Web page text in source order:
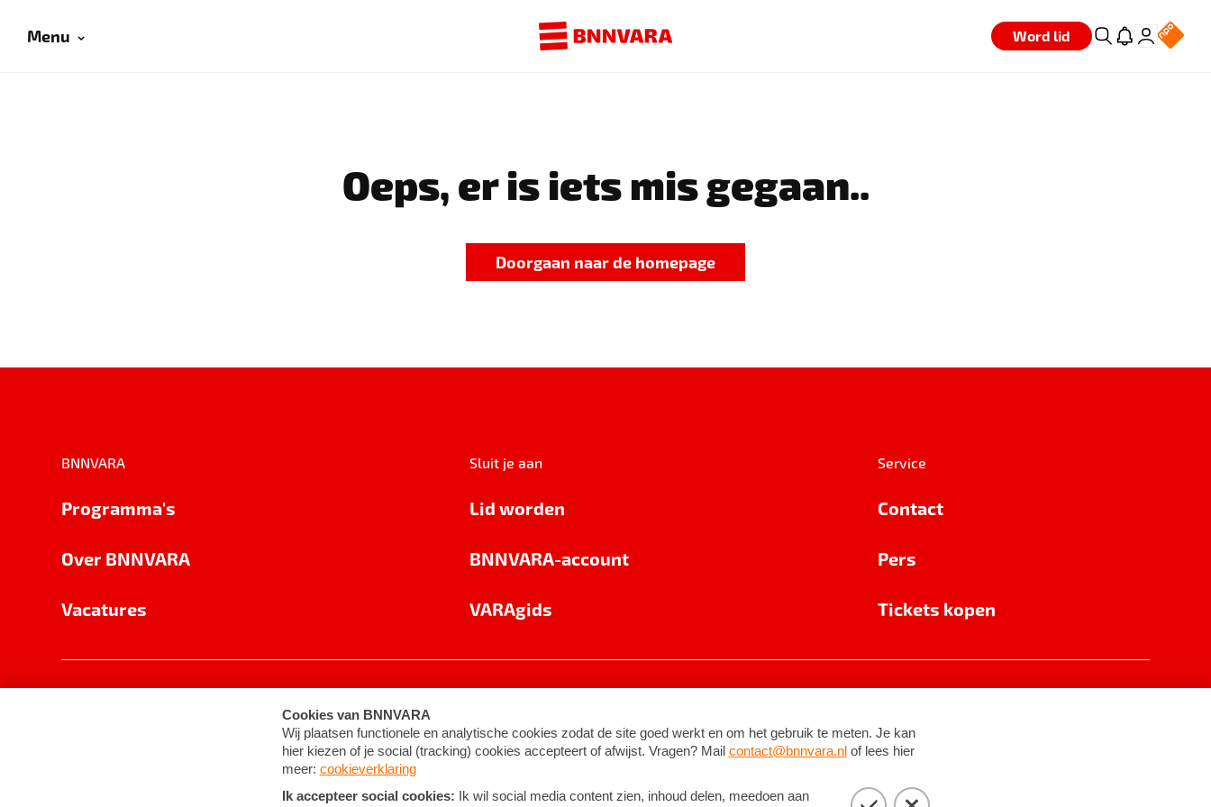
Menu Word lid
Oeps, er is iets mis gegaan..
Doorgaan naar de homepage
BNNVARA
Programma's
Over BNNVARA
Vacatures
Sluit je aan
Lid worden
BNNVARA-account
VARAgids
Service
Contact
Pers
Tickets kopen
Cookie-instellingen Algemene voorwaarden ©2026BNNVARA